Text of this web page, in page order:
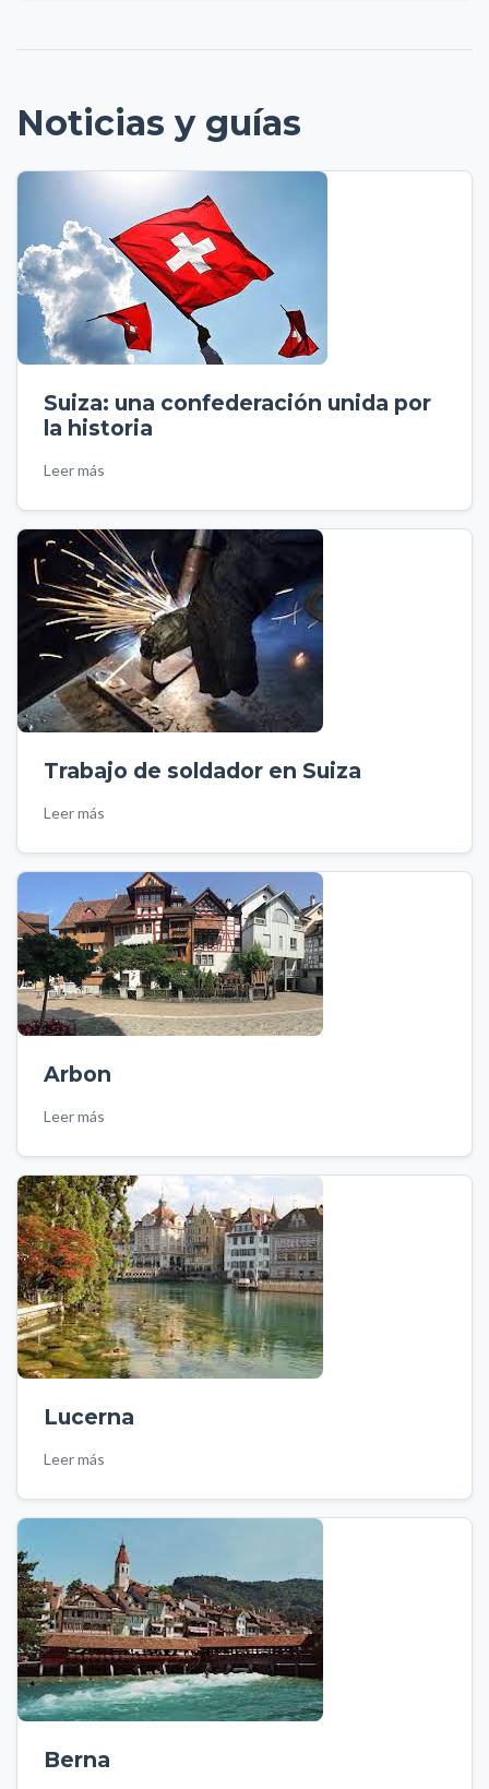
Noticias y guías
Suiza: una confederación unida por
la historia
Leer más
Trabajo de soldador en Suiza
Leer más
Arbon
Leer más
Lucerna
Leer más
Berna